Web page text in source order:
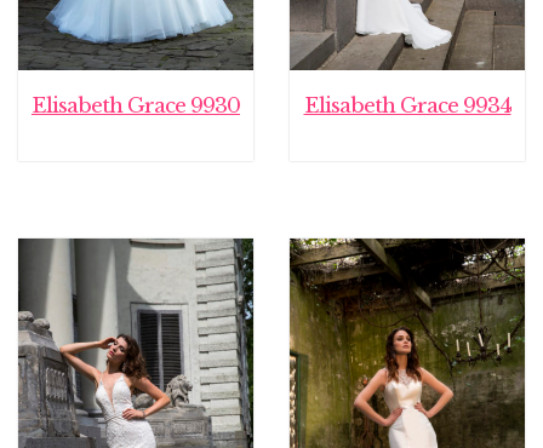
Elisabeth Grace 9930 Elisabeth Grace 9934